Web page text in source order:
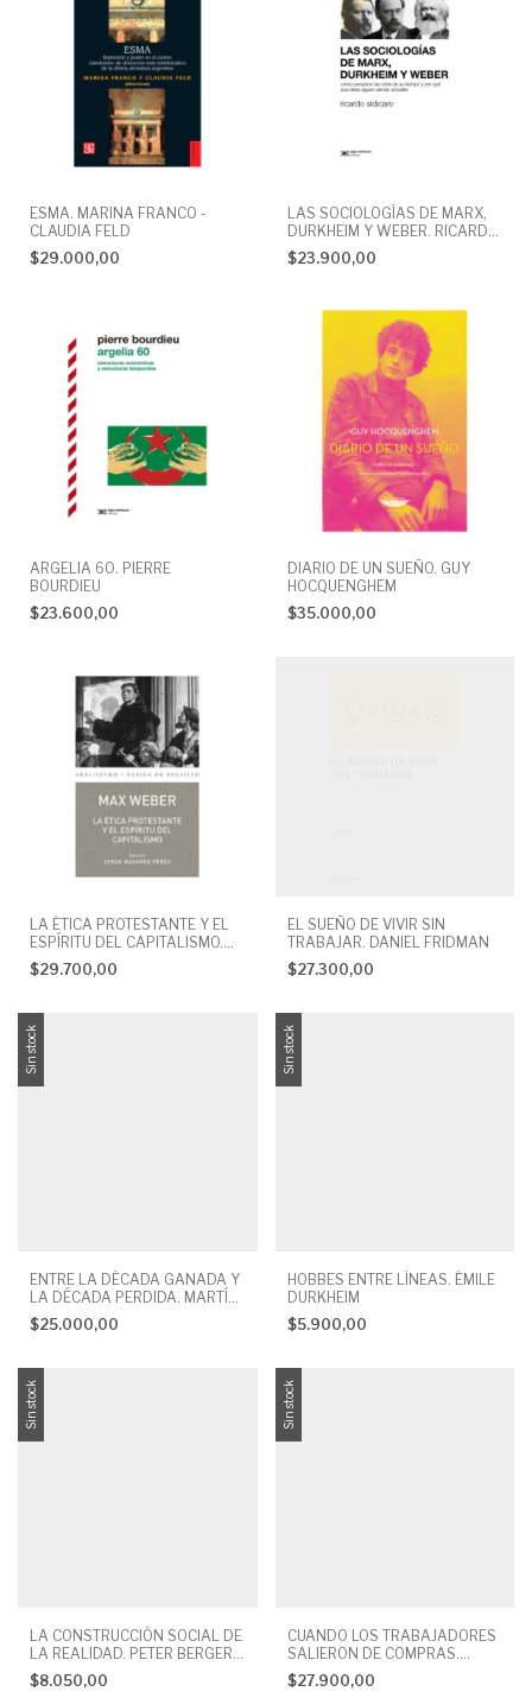
ESMA. MARINA FRANCO -
CLAUDIA FELD
$29.000,00
LAS SOCIOLOGÍAS DE MARX,
DURKHEIM Y WEBER. RICARDO
SIDICARO
$23.900,00
ARGELIA 60. PIERRE
BOURDIEU
$23.600,00
DIARIO DE UN SUEÑO. GUY
HOCQUENGHEM
$35.000,00
LA ÉTICA PROTESTANTE Y EL
ESPÍRITU DEL CAPITALISMO.
MAX WEBER
$29.700,00
EL SUEÑO DE VIVIR SIN
TRABAJAR. DANIEL FRIDMAN
$27.300,00
Sin stock
ENTRE LA DÉCADA GANADA Y
LA DÉCADA PERDIDA. MARTÍN
SCHORR (COORD.)
$25.000,00
Sin stock
HOBBES ENTRE LÍNEAS. ÉMILE
DURKHEIM
$5.900,00
Sin stock
LA CONSTRUCCIÓN SOCIAL DE
LA REALIDAD. PETER BERGER
Y THOMAS LUCKMANN
$8.050,00
Sin stock
CUANDO LOS TRABAJADORES
SALIERON DE COMPRAS.
NATALIA MILANESIO
$27.900,00